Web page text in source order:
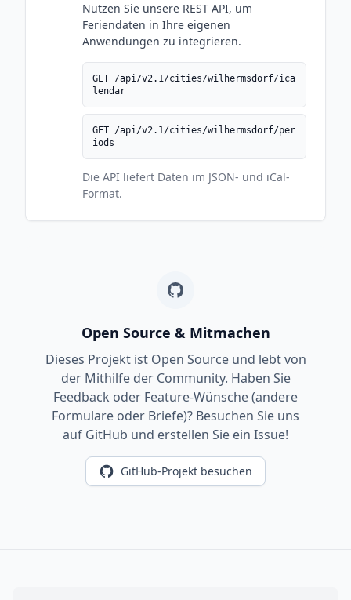
Nutzen Sie unsere REST API, um
Feriendaten in Ihre eigenen
Anwendungen zu integrieren.
GET /api/v2.1/cities/wilhermsdorf/ica
lendar
GET /api/v2.1/cities/wilhermsdorf/per
iods
Die API liefert Daten im JSON- und iCal-
Format.
Open Source & Mitmachen
Dieses Projekt ist Open Source und lebt von
der Mithilfe der Community. Haben Sie
Feedback oder Feature-Wünsche (andere
Formulare oder Briefe)? Besuchen Sie uns
auf GitHub und erstellen Sie ein Issue!
GitHub-Projekt besuchen